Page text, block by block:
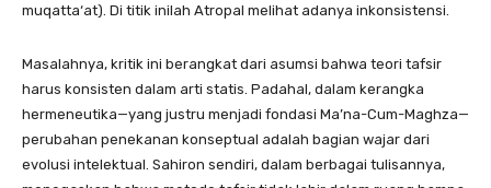
muqatta‘at). Di titik inilah Atropal melihat adanya inkonsistensi.
Masalahnya, kritik ini berangkat dari asumsi bahwa teori tafsir
harus konsisten dalam arti statis. Padahal, dalam kerangka
hermeneutika—yang justru menjadi fondasi Ma’na-Cum-Maghza—
perubahan penekanan konseptual adalah bagian wajar dari
evolusi intelektual. Sahiron sendiri, dalam berbagai tulisannya,